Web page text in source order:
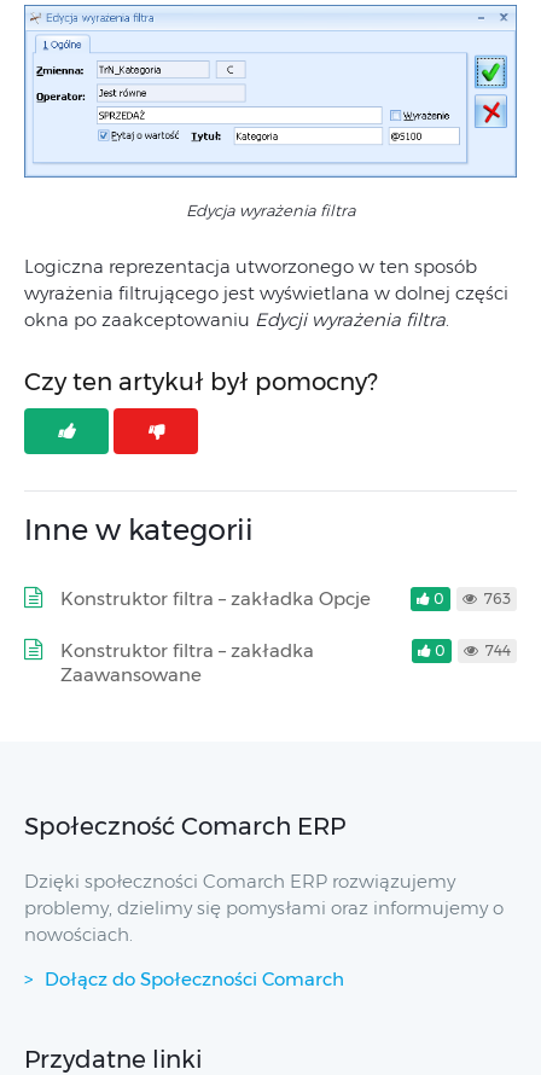
Edycja wyrażenia filtra
Logiczna reprezentacja utworzonego w ten sposób
wyrażenia filtrującego jest wyświetlana w dolnej części
okna po zaakceptowaniu Edycji wyrażenia filtra.
Czy ten artykuł był pomocny?
Inne w kategorii
Konstruktor filtra – zakładka Opcje 0 763
Konstruktor filtra – zakładka
Zaawansowane
0 744
Społeczność Comarch ERP
Dzięki społeczności Comarch ERP rozwiązujemy
problemy, dzielimy się pomysłami oraz informujemy o
nowościach.
Dołącz do Społeczności Comarch
Przydatne linki